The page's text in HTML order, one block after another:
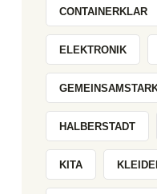
CONTAINERKLAR
ELEKTRONIK
HALBERSTADT
KITA